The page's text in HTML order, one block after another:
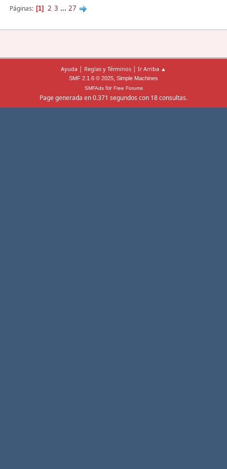
Páginas 1 2 3 ... 27
Ayuda | Reglas y Términos | Ir Arriba ▲
SMF 2.1.6 © 2025, Simple Machines
SMFAdsfor Free Forums
Page generada en 0.371 segundos con 18 consultas.